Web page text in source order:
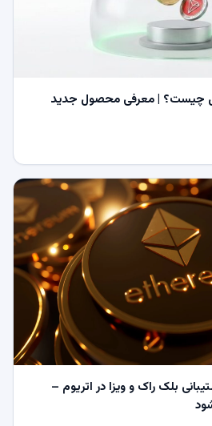
چیست؟ | معرفی محصول جدید
بلک راک و ویزا در اتریوم –